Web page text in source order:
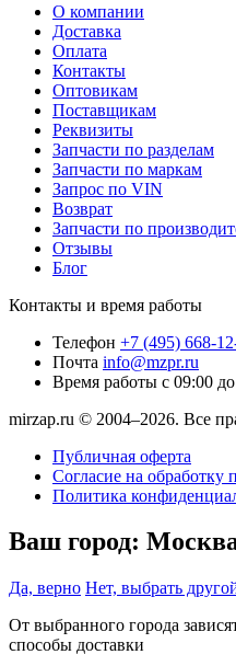
О компании
Доставка
Оплата
Контакты
Оптовикам
Поставщикам
Реквизиты
Запчасти по разделам
Запчасти по маркам
Запрос по VIN
Возврат
Запчасти по
Отзывы
Блог
Контакты и время работы
Телефон +7 (495) 668-
Почта info@mzpr.ru
Время работы с 09:00
mirzap.ru © 2004–2026. Все
Публичная оферта
Согласие на обработку
Политика
Ваш город:
Да, верно Нет, выбрать
От выбранного города
способы доставки